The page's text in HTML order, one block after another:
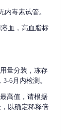
内毒素试管。
血，高血脂标
量分装，冻存
6月内检测。
高值，请根据
以确定稀释倍